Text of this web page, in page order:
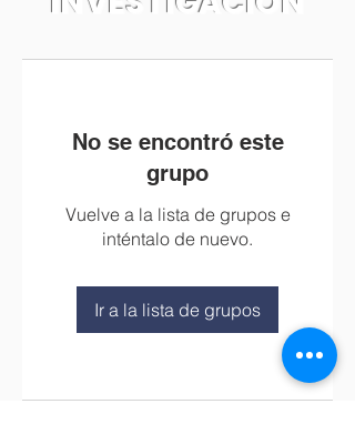
No se encontró este
grupo
Vuelve a la lista de grupos e
inténtalo de nuevo.
Ir a la lista de grupos